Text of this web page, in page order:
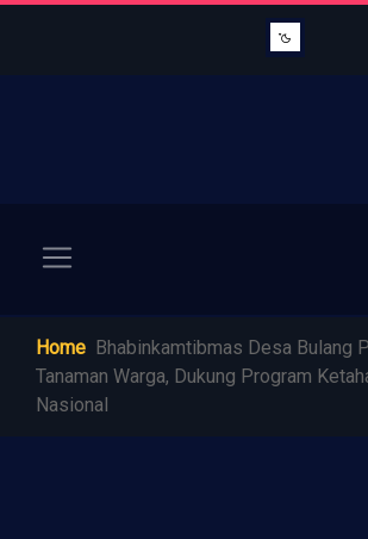
Home Bhabinkamtibmas Desa Bulang
Tanaman Warga, Dukung Program
Nasional